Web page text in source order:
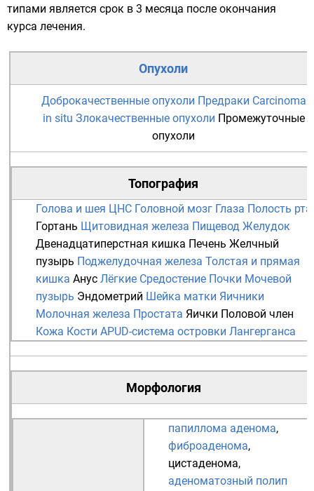
типами является срок в 3 месяца после окончания
курса лечения.
Опухоли
Доброкачественные опухоли Предраки Carcinoma
in situ Злокачественные опухоли Промежуточные
опухоли
Топография
Голова и шея ЦНС Головной мозг Глаза Полость рта
Гортань Щитовидная железа Пищевод Желудок
Двенадцатиперстная кишка Печень Желчный
пузырь Поджелудочная железа Толстая и прямая
кишка Анус Лёгкие Средостение Почки Мочевой
пузырь Эндометрий Шейка матки Яичники
Молочная железа Простата Яички Половой член
Кожа Кости APUD-система островки Лангерганса
Морфология
папиллома аденома,
фиброаденома,
цистаденома,
аденоматозный полип